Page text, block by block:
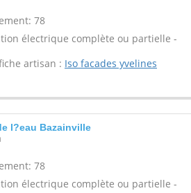
78
électrique complète ou partielle -
artisan : Iso facades yvelines
l?eau Bazainville
78
électrique complète ou partielle -